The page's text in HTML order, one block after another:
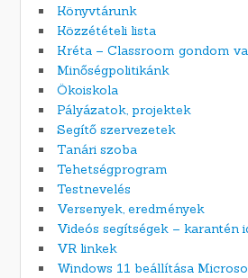
Könyvtárunk
Közzétételi lista
Kréta – Classroom gondom
Minőségpolitikánk
Ökoiskola
Pályázatok, projektek
Segítő szervezetek
Tanári szoba
Tehetségprogram
Testnevelés
Versenyek, eredmények
Videós segítségek – karantén
VR linkek
Windows 11 beállítása